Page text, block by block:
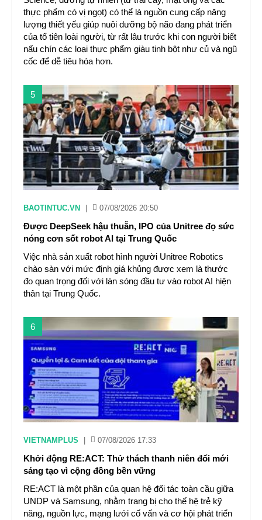
thực phẩm có vị ngọt) có thể là nguồn cung cấp năng
lượng thiết yếu giúp nuôi dưỡng bộ não đang phát triển
của tổ tiên loài người, từ rất lâu trước khi con người biết
nấu chín các loại thực phẩm giàu tinh bột như củ và ngũ
cốc để dễ tiêu hóa hơn.
5
BAOTINTUC.VN 07/08/2026 20:50
Được DeepSeek hậu thuẫn, IPO của Unitree đọ sức
nóng cơn sốt robot AI tại Trung Quốc
Việc nhà sản xuất robot hình người Unitree Robotics
chào sàn với mức định giá khủng được xem là thước
đo quan trọng đối với làn sóng đầu tư vào robot AI hiện
thân tại Trung Quốc.
6
VIETNAMPLUS 07/08/2026 17:33
Khởi động RE:ACT: Thử thách thanh niên đổi mới
sáng tạo vì cộng đồng bền vững
RE:ACT là một phần của quan hệ đối tác toàn cầu giữa
UNDP và Samsung, nhằm trang bị cho thế hệ trẻ kỹ
năng, nguồn lực, mạng lưới cố vấn và cơ hội phát triển